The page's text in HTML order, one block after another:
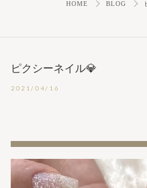
HOME BLOG
ピクシーネイル💎
2021/04/16